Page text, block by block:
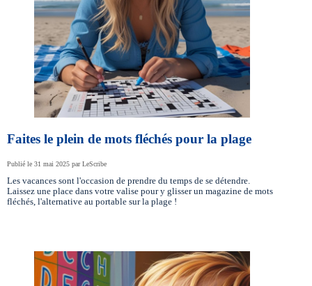
Faites le plein de mots fléchés pour la plage
Publié le 31 mai 2025 par LeScribe
Les vacances sont l'occasion de prendre du temps de se détendre.
Laissez une place dans votre valise pour y glisser un magazine de mots
fléchés, l'alternative au portable sur la plage !